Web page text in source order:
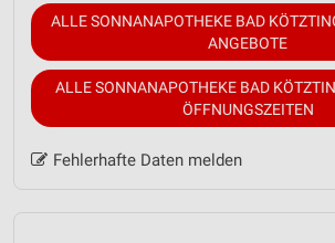
ALLE SONNANAPOTHEKE BAD
ANGEBOTE
ALLE SONNANAPOTHEKE BAD
ÖFFNUNGSZEITEN
Fehlerhafte Daten melden